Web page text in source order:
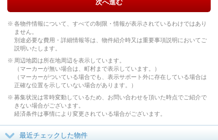
次へ進む
各物件情報について、すべての制限・情報が表示されているわけではあり
ません。
別途必要な費用・詳細情報等は、物件紹介時又は重要事項説明においてご
説明いたします。
周辺地図は所在地周辺を表示しています。
（マーカーが無い場合は、町村まで表示しています。）
（マーカーがついている場合でも、表示サポート外に存在している場合は
正確な位置を示していない場合があります。）
募集状況は常時変動しているため、お問い合わせを頂いた時点でご紹介で
きない場合がございます。
経済条件は事情により変更されている場合がございます。
最近チェックした物件